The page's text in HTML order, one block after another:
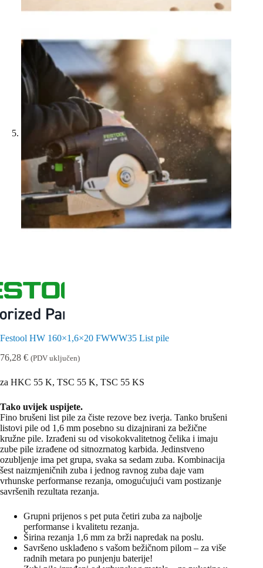
Festool HW 160×1,6×20 FWWW35 List pile
76,28 € (PDV uključen)
za HKC 55 K, TSC 55 K, TSC 55 KS
Tako uvijek uspijete.
Fino brušeni list pile za čiste rezove bez iverja. Tanko brušeni
listovi pile od 1,6 mm posebno su dizajnirani za bežične
kružne pile. Izrađeni su od visokokvalitetnog čelika i imaju
zube pile izrađene od sitnozrnatog karbida. Jedinstveno
ozubljenje ima pet grupa, svaka sa sedam zuba. Kombinacija
šest naizmjeničnih zuba i jednog ravnog zuba daje vam
vrhunske performanse rezanja, omogućujući vam postizanje
savršenih rezultata rezanja.
Grupni prijenos s pet puta četiri zuba za najbolje
performanse i kvalitetu rezanja.
Širina rezanja 1,6 mm za brži napredak na poslu.
Savršeno usklađeno s vašom bežičnom pilom – za više
radnih metara po punjenju baterije!